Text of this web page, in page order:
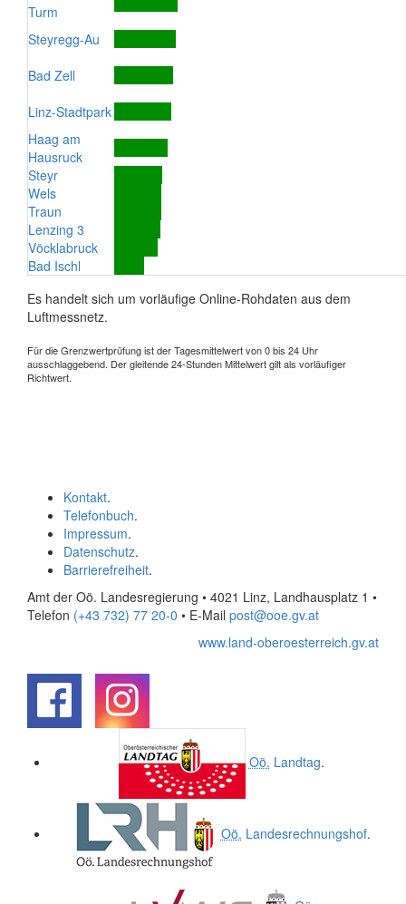
Turm
Steyregg-Au
Bad Zell
Linz-Stadtpark
Haag am
Hausruck
Steyr
Wels
Traun
Lenzing 3
Vöcklabruck
Bad Ischl
Es handelt sich um vorläufige Online-Rohdaten aus dem
Luftmessnetz.
Für die Grenzwertprüfung ist der Tagesmittelwert von 0 bis 24 Uhr
ausschlaggebend. Der gleitende 24-Stunden Mittelwert gilt als vorläufiger
Richtwert.
Kontakt.
Telefonbuch.
Impressum.
Datenschutz.
Barrierefreiheit.
Amt der Oö. Landesregierung • 4021 Linz, Landhausplatz 1 •
Telefon (+43 732) 77 20-0 • E-Mail post@ooe.gv.at
www.land-oberoesterreich.gv.at
Oö. Landtag.
Oö. Landesrechnungshof.